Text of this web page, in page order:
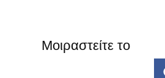
Μοιραστείτε το